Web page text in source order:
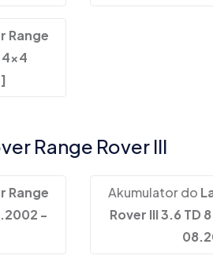
Range
4x4
Range Rover III
Range
-
Akumulator do
Rover III 3.6 TD